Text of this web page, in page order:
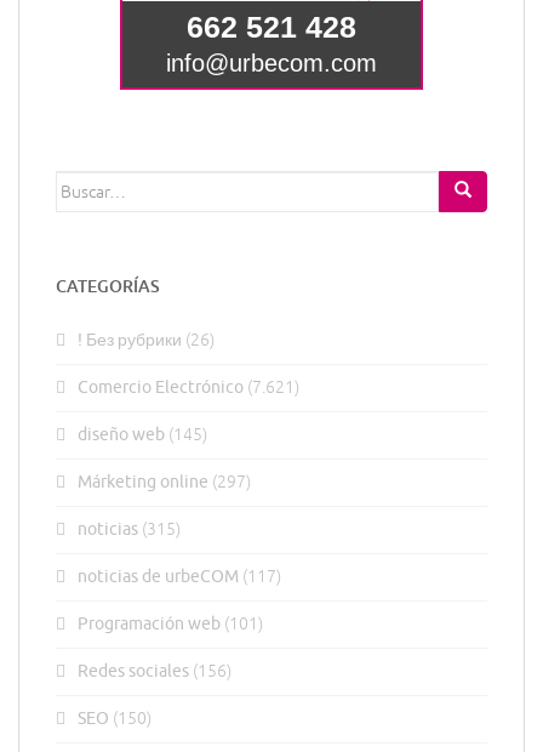
Buscar:
CATEGORÍAS
! Без рубрики (26)
Comercio Electrónico (7.621)
diseño web (145)
Márketing online (297)
noticias (315)
noticias de urbeCOM (117)
Programación web (101)
Redes sociales (156)
SEO (150)